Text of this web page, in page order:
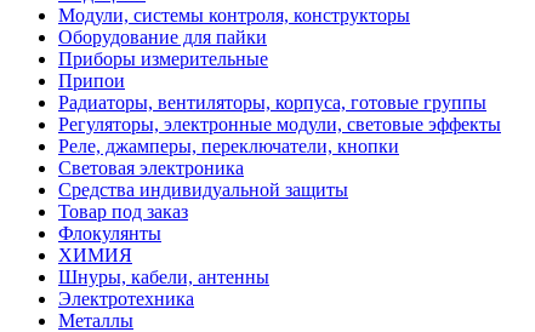
Модули, системы контроля, конструкторы
Оборудование для пайки
Приборы измерительные
Припои
Радиаторы, вентиляторы, корпуса, готовые группы
Регуляторы, электронные модули, световые эффекты
Реле, джамперы, переключатели, кнопки
Световая электроника
Средства индивидуальной защиты
Товар под заказ
Флокулянты
ХИМИЯ
Шнуры, кабели, антенны
Электротехника
Металлы